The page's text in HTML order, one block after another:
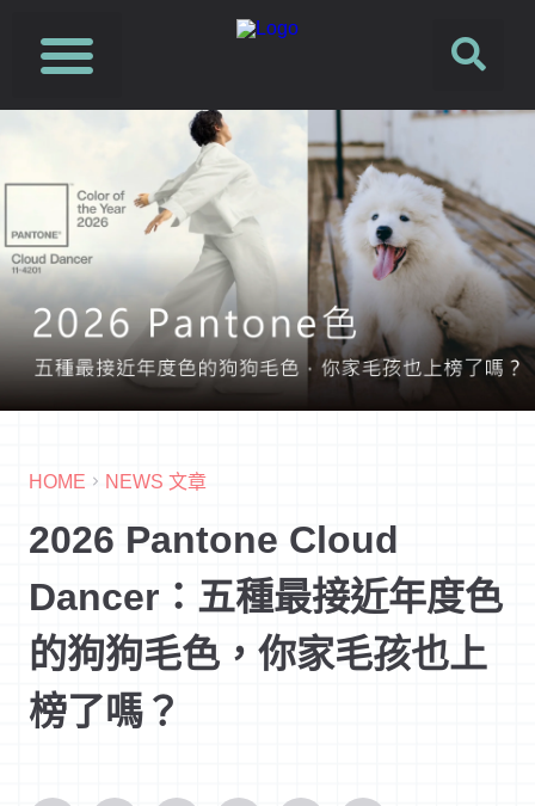
HOME NEWS 文章
2026 Pantone Cloud
Dancer：五種最接近年度色
的狗狗毛色，你家毛孩也上
榜了嗎？